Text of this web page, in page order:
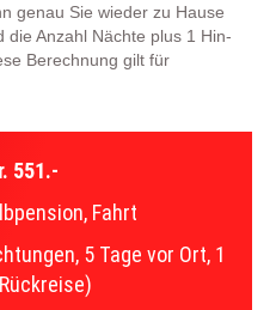
genau Sie wieder zu Hause
Anzahl Nächte plus 1 Hin-
Berechnung gilt für
551.-
Fahrt
5 Tage vor Ort, 1